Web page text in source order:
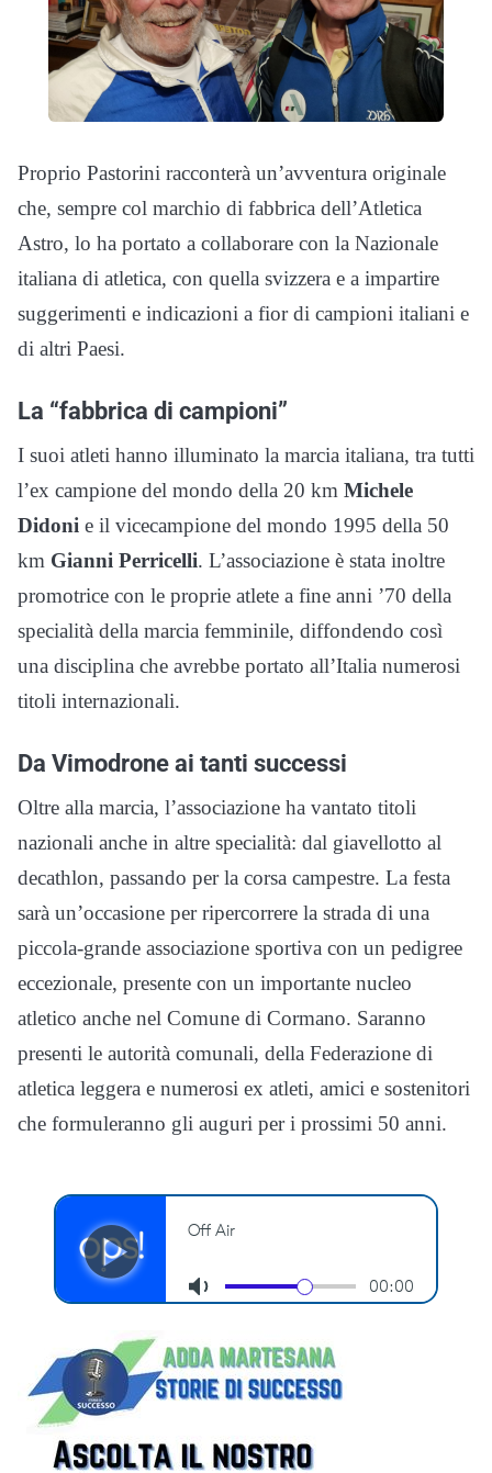
Proprio Pastorini racconterà un’avventura originale
che, sempre col marchio di fabbrica dell’Atletica
Astro, lo ha portato a collaborare con la Nazionale
italiana di atletica, con quella svizzera e a impartire
suggerimenti e indicazioni a fior di campioni italiani e
di altri Paesi.
La “fabbrica di campioni”
I suoi atleti hanno illuminato la marcia italiana, tra tutti
l’ex campione del mondo della 20 km Michele
Didoni e il vicecampione del mondo 1995 della 50
km Gianni Perricelli. L’associazione è stata inoltre
promotrice con le proprie atlete a fine anni ’70 della
specialità della marcia femminile, diffondendo così
una disciplina che avrebbe portato all’Italia numerosi
titoli internazionali.
Da Vimodrone ai tanti successi
Oltre alla marcia, l’associazione ha vantato titoli
nazionali anche in altre specialità: dal giavellotto al
decathlon, passando per la corsa campestre. La festa
sarà un’occasione per ripercorrere la strada di una
piccola-grande associazione sportiva con un pedigree
eccezionale, presente con un importante nucleo
atletico anche nel Comune di Cormano. Saranno
presenti le autorità comunali, della Federazione di
atletica leggera e numerosi ex atleti, amici e sostenitori
che formuleranno gli auguri per i prossimi 50 anni.